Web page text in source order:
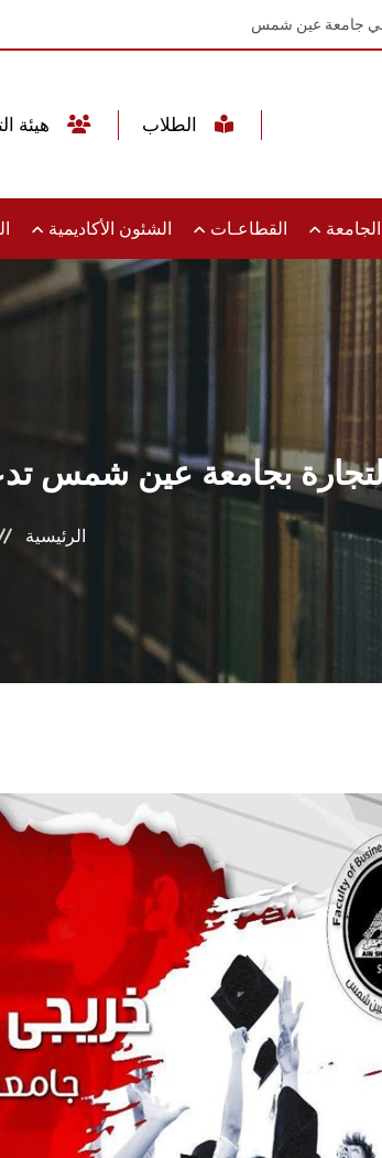
في جامعة عين شمس
القطاعـات الشئون الأكاديمية
بجامعة عين شمس
الرئيسية